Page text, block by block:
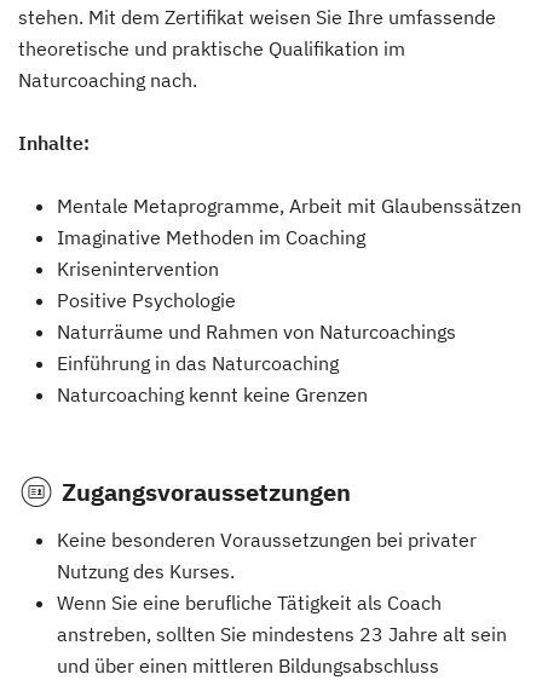
stehen. Mit dem Zertifikat weisen Sie Ihre umfassende
theoretische und praktische Qualifikation im
Naturcoaching nach.
Inhalte:
Mentale Metaprogramme, Arbeit mit Glaubenssätzen
Imaginative Methoden im Coaching
Krisenintervention
Positive Psychologie
Naturräume und Rahmen von Naturcoachings
Einführung in das Naturcoaching
Naturcoaching kennt keine Grenzen
Zugangsvoraussetzungen
Keine besonderen Voraussetzungen bei privater
Nutzung des Kurses.
Wenn Sie eine berufliche Tätigkeit als Coach
anstreben, sollten Sie mindestens 23 Jahre alt sein
und über einen mittleren Bildungsabschluss